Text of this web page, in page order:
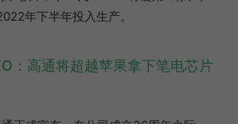
年下半年投入生产。
：高通将超越苹果拿下笔电芯片